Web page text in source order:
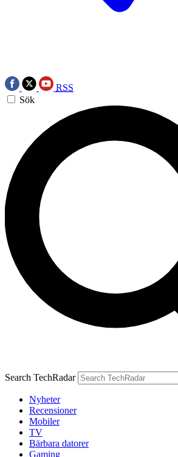
RSS
Sök
Search TechRadar
Nyheter
Recensioner
Mobiler
TV
Bärbara datorer
Gaming